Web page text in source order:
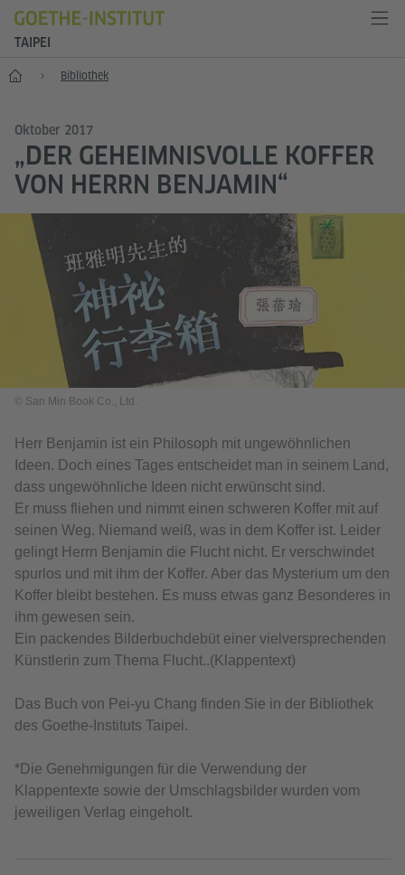
TAIPEI
Start Bibliothek
Oktober 2017
„DER GEHEIMNISVOLLE KOFFER
VON HERRN BENJAMIN“
© San Min Book Co., Ltd.
Herr Benjamin ist ein Philosoph mit ungewöhnlichen
Ideen. Doch eines Tages entscheidet man in seinem Land,
dass ungewöhnliche Ideen nicht erwünscht sind.
Er muss fliehen und nimmt einen schweren Koffer mit auf
seinen Weg. Niemand weiß, was in dem Koffer ist. Leider
gelingt Herrn Benjamin die Flucht nicht. Er verschwindet
spurlos und mit ihm der Koffer. Aber das Mysterium um den
Koffer bleibt bestehen. Es muss etwas ganz Besonderes in
ihm gewesen sein.
Ein packendes Bilderbuchdebüt einer vielversprechenden
Künstlerin zum Thema Flucht..(Klappentext)
Das Buch von Pei-yu Chang finden Sie in der Bibliothek
des Goethe-Instituts Taipei.
*Die Genehmigungen für die Verwendung der
Klappentexte sowie der Umschlagsbilder wurden vom
jeweiligen Verlag eingeholt.